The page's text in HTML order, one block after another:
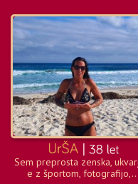
Sem preprosta zenska,
e z športom, fotografijo,...